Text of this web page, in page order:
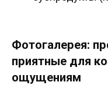
Фотогалерея:
приятные для
ощущениям